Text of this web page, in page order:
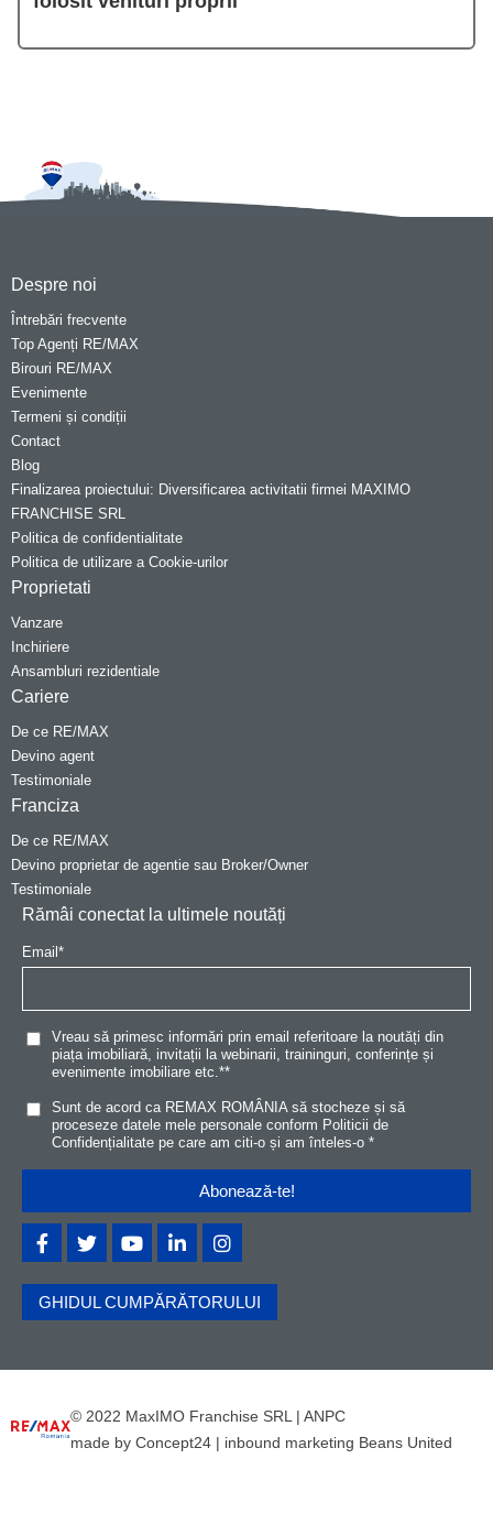
Despre noi
Întrebări frecvente
Top Agenți RE/MAX
Birouri RE/MAX
Evenimente
Termeni și condiții
Contact
Blog
Finalizarea proiectului: Diversificarea activitatii firmei MAXIMO
FRANCHISE SRL
Politica de confidentialitate
Politica de utilizare a Cookie-urilor
Proprietati
Vanzare
Inchiriere
Ansambluri rezidentiale
Cariere
De ce RE/MAX
Devino agent
Testimoniale
Franciza
De ce RE/MAX
Devino proprietar de agentie sau Broker/Owner
Testimoniale
Rămâi conectat la ultimele noutăți
Email *
Vreau să primesc informări prin email referitoare la noutăți din
piața imobiliară, invitații la webinarii, traininguri, conferințe și
evenimente imobiliare etc.**
Sunt de acord ca REMAX ROMÂNIA să stocheze și să
proceseze datele mele personale conform Politicii de
Confidențialitate pe care am citi-o și am înteles-o *
GHIDUL CUMPĂRĂTORULUI
© 2022 MaxIMO Franchise SRL | ANPC
made by Concept24| inbound marketing Beans United